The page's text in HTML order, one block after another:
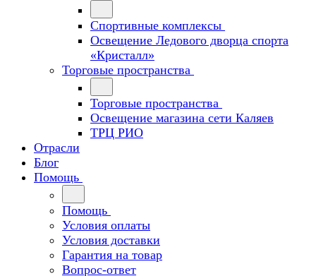
Спортивные комплексы
Освещение Ледового дворца спорта
«Кристалл»
Торговые пространства
Торговые пространства
Освещение магазина сети Каляев
ТРЦ РИО
Отрасли
Блог
Помощь
Помощь
Условия оплаты
Условия доставки
Гарантия на товар
Вопрос-ответ